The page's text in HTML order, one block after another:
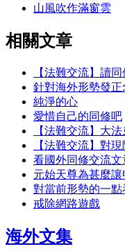
山風吹作滿窗雲
相關文章
【法難交流】讀
針對海外形勢發
純淨的心
愛惜自己的同修吧
【法難交流】大
【法難交流】對
看國外同修交流文
元始天尊為甚麼
對當前形勢的一點
戒除網路遊戲
海外文集